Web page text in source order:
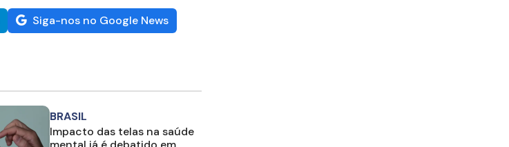
Siga-nos no Google News
BRASIL
Impacto das telas na saúde